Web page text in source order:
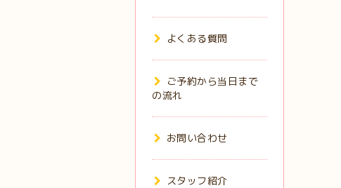
よくある質問
ご予約から当日まで
の流れ
お問い合わせ
スタッフ紹介